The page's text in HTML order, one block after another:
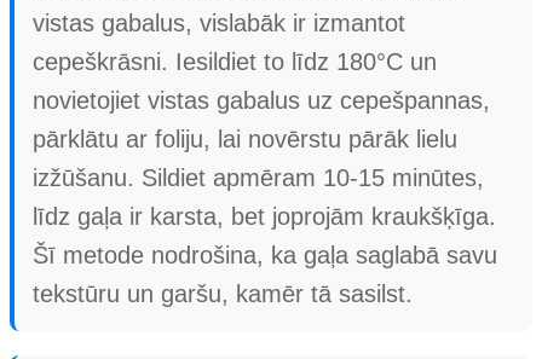
vistas gabalus, vislabāk ir izmantot
cepeškrāsni. Iesildiet to līdz 180°C un
novietojiet vistas gabalus uz cepešpannas,
pārklātu ar foliju, lai novērstu pārāk lielu
izžūšanu. Sildiet apmēram 10-15 minūtes,
līdz gaļa ir karsta, bet joprojām kraukšķīga.
Šī metode nodrošina, ka gaļa saglabā savu
tekstūru un garšu, kamēr tā sasilst.